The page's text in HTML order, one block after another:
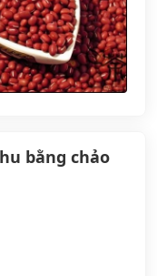
bằng chảo